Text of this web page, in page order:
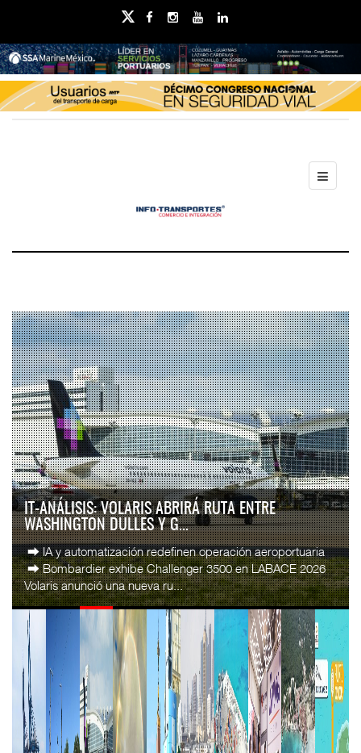
IT-ANÁLISIS: VOLARIS ABRIRÁ RUTA ENTRE
WASHINGTON DULLES Y G...
⮕ IA y automatización redefinen operación aeroportuaria
⮕ Bombardier exhibe Challenger 3500 en LABACE 2026
Volaris anunció una nueva ru...